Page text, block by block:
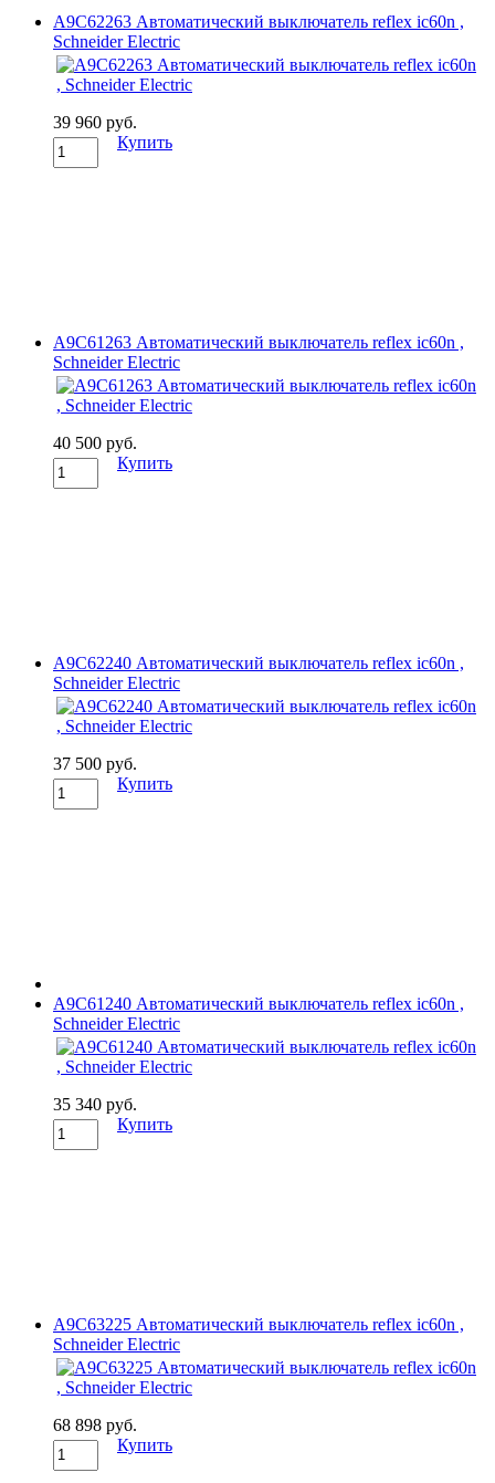
A9C62263 Автоматический выключатель reflex ic60n ,
Schneider Electric
39 960 руб.
Купить
A9C61263 Автоматический выключатель reflex ic60n ,
Schneider Electric
40 500 руб.
Купить
A9C62240 Автоматический выключатель reflex ic60n ,
Schneider Electric
37 500 руб.
Купить
A9C61240 Автоматический выключатель reflex ic60n ,
Schneider Electric
35 340 руб.
Купить
A9C63225 Автоматический выключатель reflex ic60n ,
Schneider Electric
68 898 руб.
Купить